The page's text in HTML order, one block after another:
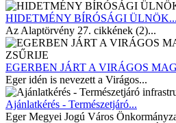
HIDETMÉNY BÍRÓSÁGI ÜLNÖK...
Az Alaptörvény 27. cikkének (2)...
EGERBEN JÁRT A VIRÁGOS
Eger idén is nevezett a Virágos...
Ajánlatkérés - Természetjáró...
Eger Megyei Jogú Város